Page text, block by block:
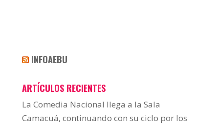
INFOAEBU
ARTÍCULOS RECIENTES
La Comedia Nacional llega a la Sala
Camacuá, continuando con su ciclo por los